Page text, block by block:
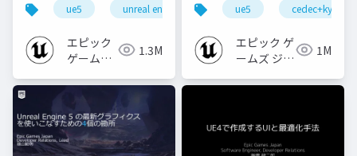
[CEDEC+KYUSHU
2024]
ue5 unreal engine ue-rendering
エピック
ゲームズ
1.3M
【CEDEC+KYUSHU
2022】
ue5 cedec+kyushu
エピック ゲ
ームズ ジャ
1M